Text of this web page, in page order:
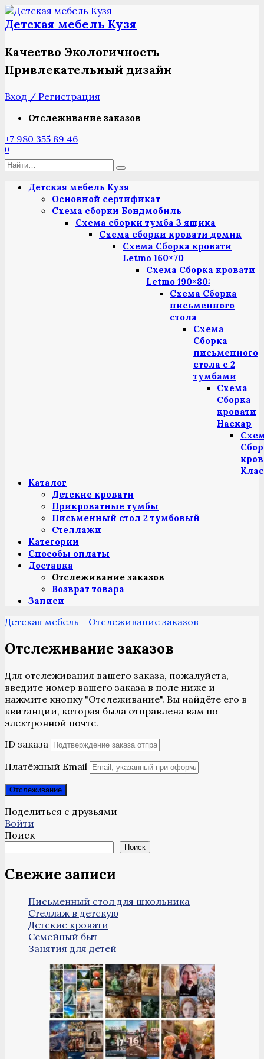
Перейти
к
содержанию
Детская мебель Кузя
Качество Экологичность
Привлекательный дизайн
Вход / Регистрация
Отслеживание заказов
+7 980 355 89 46
0
Search
Детская мебель Кузя
Основной сертификат
Схема сборки Бондмобиль
Схема сборки тумба 3 ящика
Схема сборки кровати домик
Схема Сборка кровати
Letmo 160×70
Схема Сборка кровати
Letmo 190×80:
Схема Сборка
письменного
стола
Схема
Сборка
письменного
стола с 2
тумбами
Схема
Сборка
кровати
Наскар
Каталог
Детские кровати
Прикроватные тумбы
Письменный стол 2 тумбовый
Стеллажи
Категории
Способы оплаты
Доставка
Отслеживание заказов
Возврат товара
Записи
Детская мебель Отслеживание заказов
Отслеживание заказов
Для отслеживания вашего заказа, пожалуйста,
введите номер вашего заказа в поле ниже и
нажмите кнопку "Отслеживание". Вы найдёте его в
квитанции, которая была отправлена вам по
электронной почте.
ID заказа
Платёжный Email
Отслеживание
Поделиться с друзьями
Войти
Поиск
Поиск
Свежие записи
Письменный стол для школьника
Стеллаж в детскую
Детские кровати
Семейный быт
Занятия для детей